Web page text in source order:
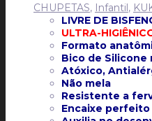
CHUPETAS, Infantil,
LIVRE DE
ULTRA-
Formato
Bico de Silicone
Atóxico,
Não mela
Resistente a
Encaixe